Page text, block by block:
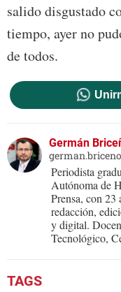
salido disgustado
tiempo, ayer no
de todos.
Germán
Periodista
Autónoma de
Prensa, con 23
redacción,
y digital.
Tecnológico,